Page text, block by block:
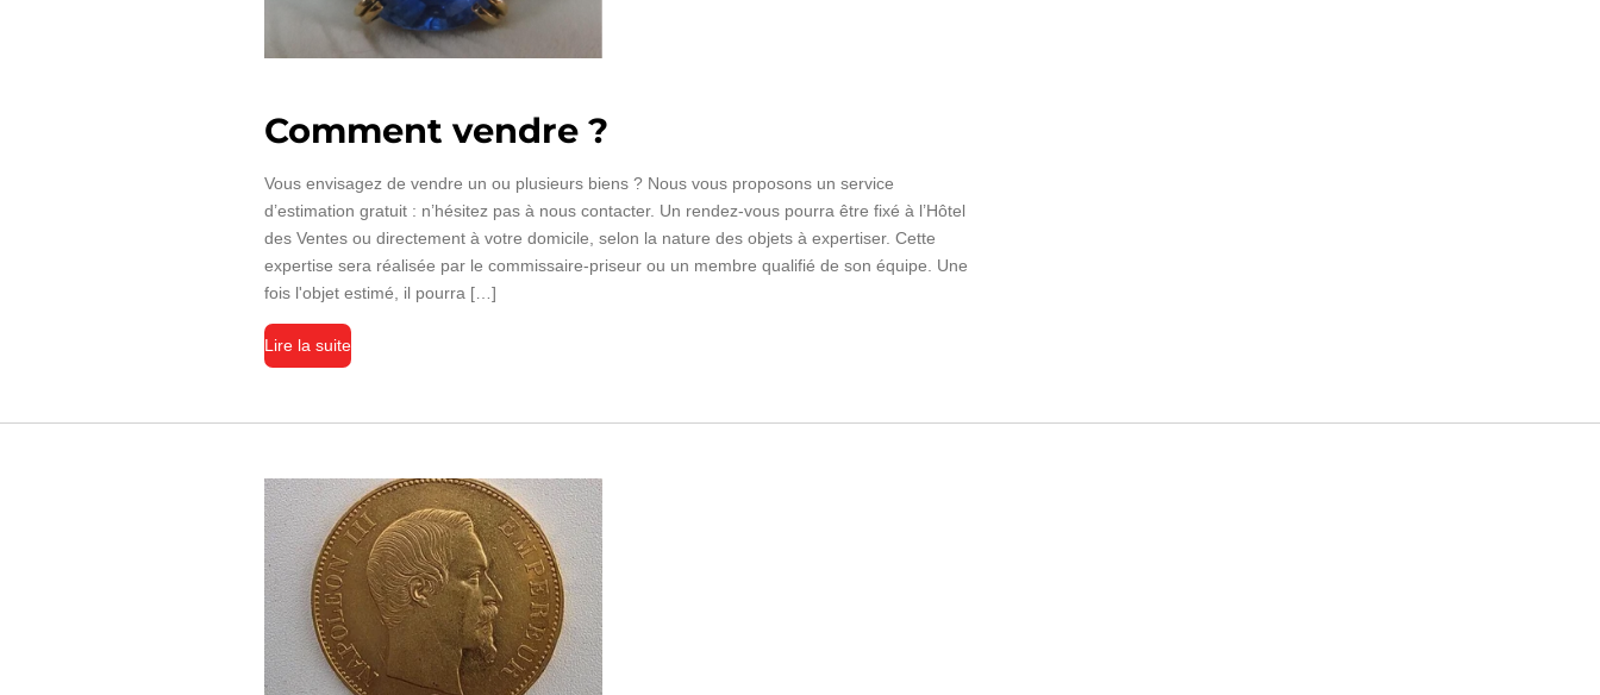
Comment vendre ?
Vous envisagez de vendre un ou plusieurs biens ? Nous vous proposons un service
d’estimation gratuit : n’hésitez pas à nous contacter. Un rendez-vous pourra être fixé à l’Hôtel
des Ventes ou directement à votre domicile, selon la nature des objets à expertiser. Cette
expertise sera réalisée par le commissaire-priseur ou un membre qualifié de son équipe. Une
fois l'objet estimé, il pourra […]
Lire la suite